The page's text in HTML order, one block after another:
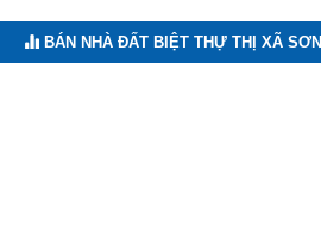
BÁN NHÀ ĐẤT BIỆT THỰ THỊ XÃ